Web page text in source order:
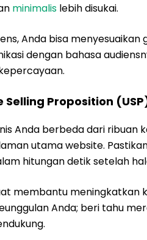
minimalis lebih disukai.
Anda bisa
dengan bahasa
Selling Proposition
Anda berbeda dari ribuan
utama website.
hitungan detik setelah
membantu meningkatkan
Anda; beri tahu